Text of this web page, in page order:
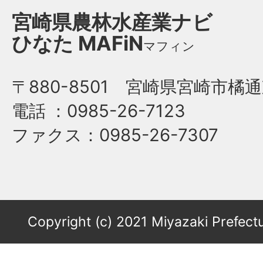
宮崎県農林水産業ナビ
ひなた MAFiNマフィン
〒880-8501 宮崎県宮崎市橘通
電話 ：0985-26-7123
ファクス ：0985-26-7307
Copyright (c) 2021 Miyazaki